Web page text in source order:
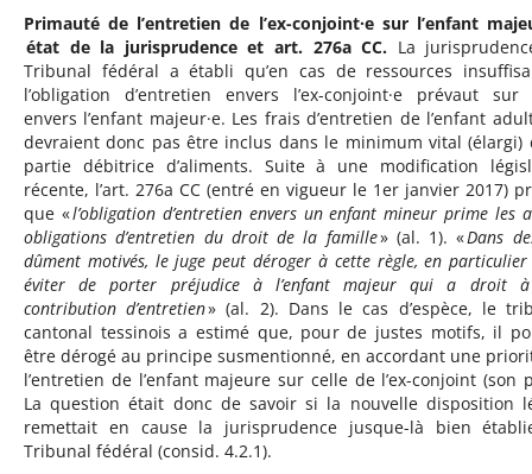
Primauté de l’entretien de l’ex-conjoint·e sur l’enfant
état de la jurisprudence et art. 276a CC. La
Tribunal fédéral a établi qu’en cas de ressources
l’obligation d’entretien envers l’ex-conjoint·e prévaut sur
envers l’enfant majeur·e. Les frais d’entretien de l’enfant
devraient donc pas être inclus dans le minimum vital (élargi)
partie débitrice d’aliments. Suite à une modification
récente, l’art. 276a CC (entré en vigueur le 1er janvier 2017)
que «l’obligation d’entretien envers un enfant mineur prime les
obligations d’entretien du droit de la famille» (al. 1). «Dans
dûment motivés, le juge peut déroger à cette règle, en
éviter de porter préjudice à l’enfant majeur qui a droit
contribution d’entretien» (al. 2). Dans le cas d’espèce, le
cantonal tessinois a estimé que, pour de justes motifs, il
être dérogé au principe susmentionné, en accordant une
l’entretien de l’enfant majeure sur celle de l’ex-conjoint (son
La question était donc de savoir si la nouvelle disposition
remettait en cause la jurisprudence jusque-là bien
Tribunal fédéral (consid. 4.2.1).